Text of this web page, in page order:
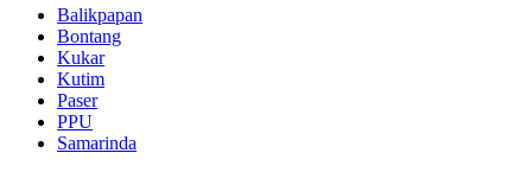
Balikpapan
Bontang
Kukar
Kutim
Paser
PPU
Samarinda